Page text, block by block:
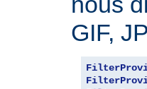
GIF,